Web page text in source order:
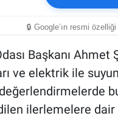
🔒 Google’ın resmi
Başkanı Ahmet
ve elektrik ile
ilerlemelere dair